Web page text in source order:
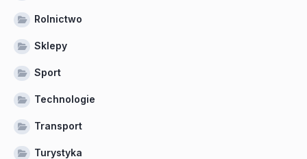
Rolnictwo
Sklepy
Sport
Technologie
Transport
Turystyka